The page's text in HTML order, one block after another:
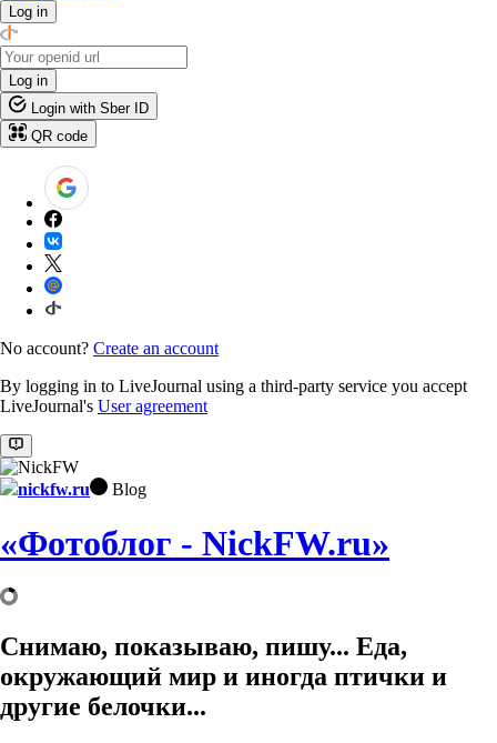
Log in
Log in
Login with Sber ID
QR code
No account? Create an account
By logging in to LiveJournal using a third-party service you accept
LiveJournal's User agreement
nickfw.ru Blog
«Фотоблог - NickFW.ru»
Снимаю, показываю, пишу... Еда,
окружающий мир и иногда птички и
другие белочки...